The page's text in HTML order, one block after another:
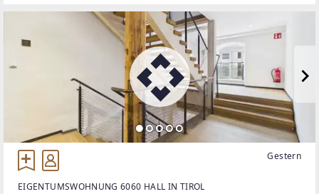
Gestern
EIGENTUMSWOHNUNG 6060 HALL IN TIROL